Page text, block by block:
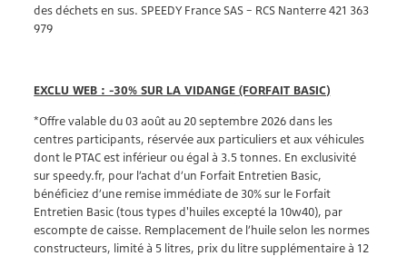
des déchets en sus. SPEEDY France SAS – RCS Nanterre 421 363
979
EXCLU WEB : -30% SUR LA VIDANGE (FORFAIT BASIC)
*Offre valable du 03 août au 20 septembre 2026 dans les
centres participants, réservée aux particuliers et aux véhicules
dont le PTAC est inférieur ou égal à 3.5 tonnes. En exclusivité
sur speedy.fr, pour l’achat d’un Forfait Entretien Basic,
bénéficiez d’une remise immédiate de 30% sur le Forfait
Entretien Basic (tous types d'huiles excepté la 10w40), par
escompte de caisse. Remplacement de l’huile selon les normes
constructeurs, limité à 5 litres, prix du litre supplémentaire à 12